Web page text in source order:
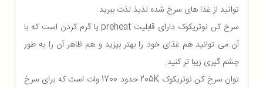
توانید از غذا های سرخ شده لذیذ لذت ببرید
سرخ کن نوتریکوک دارای قابلیت preheat یا گرم کردن است که با
آن می توانید هم غذای خود را بهتر بپزید و هم ظاهر آن را به طور
چشم گیری زیبا تر کنید.
توان سرخ کن نوتریکوک 205K حدود 1700 وات است که برای سرخ